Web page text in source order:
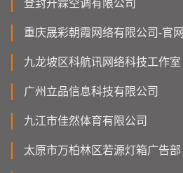
登封升霖空调有限公司
重庆晟彩朝霞网络有限公司-官网
九龙坡区科航讯网络科技工作室
广州立品信息科技有限公司
九江市佳然体育有限公司
太原市万柏林区若源灯箱广告部